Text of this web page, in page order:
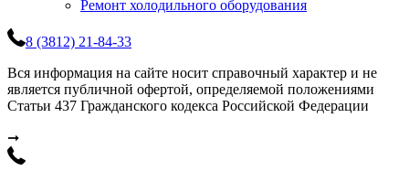
Ремонт холодильного оборудования
8 (3812) 21-84-33
Вся информация на сайте носит справочный характер и не
является публичной офертой, определяемой положениями
Статьи 437 Гражданского кодекса Российской Федерации
➞